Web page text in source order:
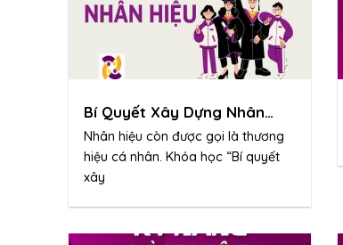
Bí Quyết Xây Dựng Nhân
Hiệu
Nhân hiệu còn được gọi là thương
hiệu cá nhân. Khóa học “Bí quyết
xây